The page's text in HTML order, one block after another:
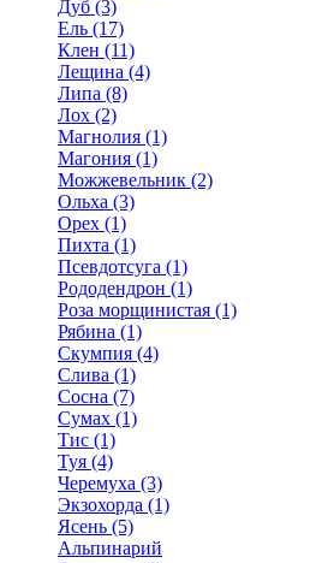
Дуб (3)
Ель (17)
Клен (11)
Лещина (4)
Липа (8)
Лох (2)
Магнолия (1)
Магония (1)
Можжевельник (2)
Ольха (3)
Орех (1)
Пихта (1)
Псевдотсуга (1)
Рододендрон (1)
Роза морщинистая (1)
Рябина (1)
Скумпия (4)
Слива (1)
Сосна (7)
Сумах (1)
Тис (1)
Туя (4)
Черемуха (3)
Экзохорда (1)
Ясень (5)
Альпинарий